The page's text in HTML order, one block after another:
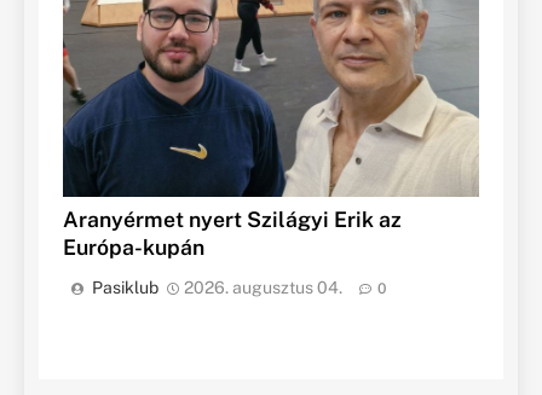
Aranyérmet nyert Szilágyi Erik az
Európa-kupán
Pasiklub 2026. augusztus 04. 0